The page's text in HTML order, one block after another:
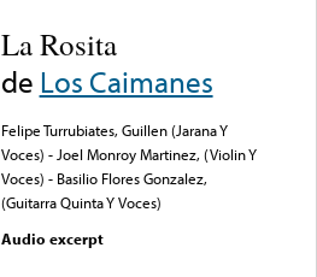
La Rosita
de Los Caimanes
Felipe Turrubiates, Guillen (Jarana Y
Voces) - Joel Monroy Martinez, (Violin Y
Voces) - Basilio Flores Gonzalez,
(Guitarra Quinta Y Voces)
Audio excerpt